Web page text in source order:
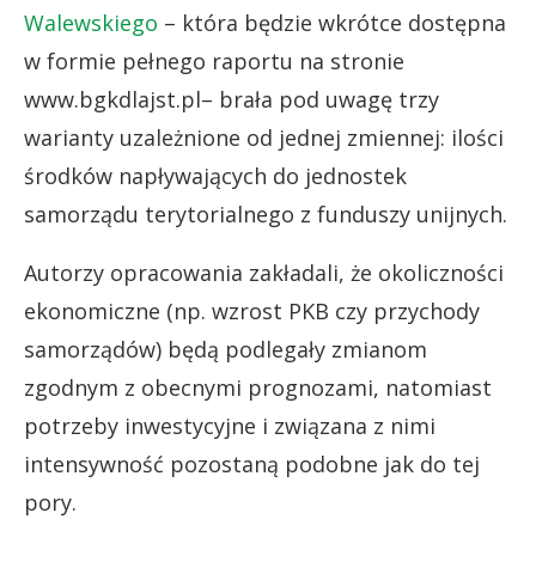
Walewskiego – która będzie wkrótce dostępna
w formie pełnego raportu na stronie
www.bgkdlajst.pl– brała pod uwagę trzy
warianty uzależnione od jednej zmiennej: ilości
środków napływających do jednostek
samorządu terytorialnego z funduszy unijnych.
Autorzy opracowania zakładali, że okoliczności
ekonomiczne (np. wzrost PKB czy przychody
samorządów) będą podlegały zmianom
zgodnym z obecnymi prognozami, natomiast
potrzeby inwestycyjne i związana z nimi
intensywność pozostaną podobne jak do tej
pory.